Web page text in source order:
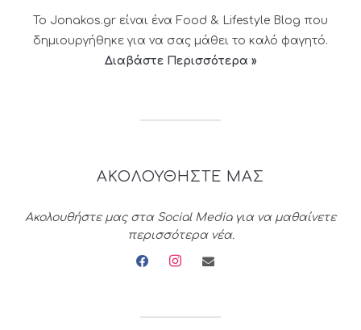
Το Jonakos.gr είναι ένα Food & Lifestyle Blog που
δημιουργήθηκε για να σας μάθει το καλό φαγητό.
Διαβάστε Περισσότερα »
ΑΚΟΛΟΥΘΗΣΤΕ ΜΑΣ
Ακολουθήστε μας στα Social Media για να μαθαίνετε
περισσότερα νέα.
facebookinstagramenvelope